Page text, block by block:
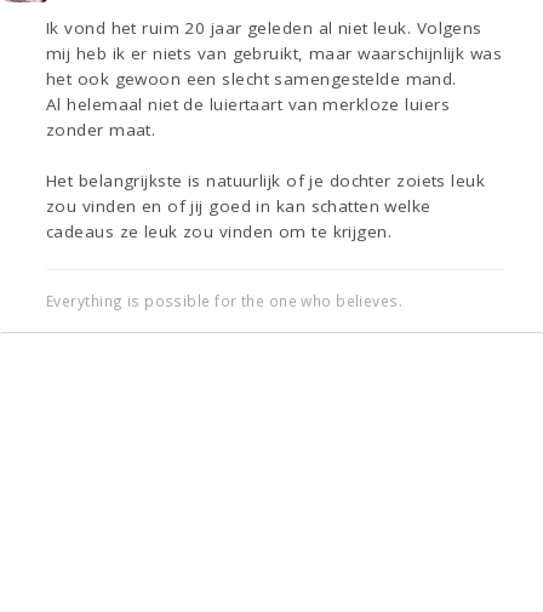
Ik vond het ruim 20 jaar geleden al niet leuk. Volgens
mij heb ik er niets van gebruikt, maar waarschijnlijk was
het ook gewoon een slecht samengestelde mand.
Al helemaal niet de luiertaart van merkloze luiers
zonder maat.
Het belangrijkste is natuurlijk of je dochter zoiets leuk
zou vinden en of jij goed in kan schatten welke
cadeaus ze leuk zou vinden om te krijgen.
Everything is possible for the one who believes.